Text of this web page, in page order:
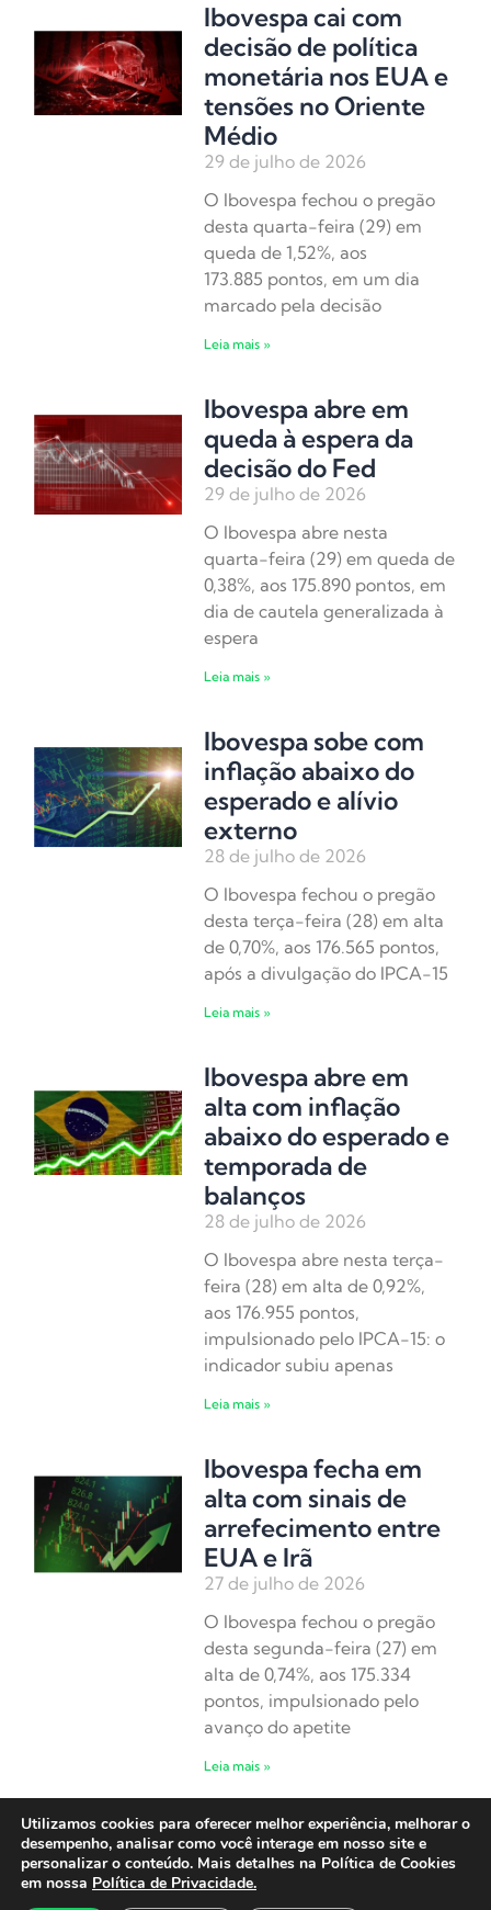
Ibovespa cai com
decisão de política
monetária nos EUA e
tensões no Oriente
Médio
29 de julho de 2026
O Ibovespa fechou o pregão
desta quarta-feira (29) em
queda de 1,52%, aos
173.885 pontos, em um dia
marcado pela decisão
Leia mais »
Ibovespa abre em
queda à espera da
decisão do Fed
29 de julho de 2026
O Ibovespa abre nesta
quarta-feira (29) em queda de
0,38%, aos 175.890 pontos, em
dia de cautela generalizada à
espera
Leia mais »
Ibovespa sobe com
inflação abaixo do
esperado e alívio
externo
28 de julho de 2026
O Ibovespa fechou o pregão
desta terça-feira (28) em alta
de 0,70%, aos 176.565 pontos,
após a divulgação do IPCA-15
Leia mais »
Ibovespa abre em
alta com inflação
abaixo do esperado e
temporada de
balanços
28 de julho de 2026
O Ibovespa abre nesta terça-
feira (28) em alta de 0,92%,
aos 176.955 pontos,
impulsionado pelo IPCA-15: o
indicador subiu apenas
Leia mais »
Ibovespa fecha em
alta com sinais de
arrefecimento entre
EUA e Irã
27 de julho de 2026
O Ibovespa fechou o pregão
desta segunda-feira (27) em
alta de 0,74%, aos 175.334
pontos, impulsionado pelo
avanço do apetite
Leia mais »
Ibovespa abre em
alta em semana de
decisão do Fed e
Utilizamos cookies para oferecer melhor experiência, melhorar o
desempenho, analisar como você interage em nosso site e
personalizar o conteúdo. Mais detalhes na Política de Cookies
em nossa Política de Privacidade.